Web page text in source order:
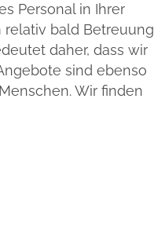
Personal in Ihrer
bald Betreuung
daher, dass wir
sind ebenso
Wir finden